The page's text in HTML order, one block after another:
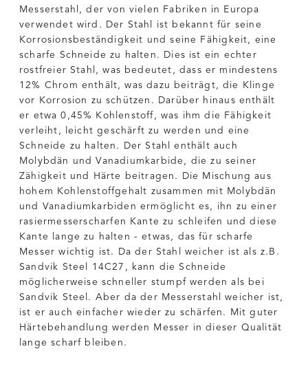
Messerstahl, der von vielen Fabriken in Europa
verwendet wird. Der Stahl ist bekannt für seine
Korrosionsbeständigkeit und seine Fähigkeit, eine
scharfe Schneide zu halten. Dies ist ein echter
rostfreier Stahl, was bedeutet, dass er mindestens
12% Chrom enthält, was dazu beiträgt, die Klinge
vor Korrosion zu schützen. Darüber hinaus enthält
er etwa 0,45% Kohlenstoff, was ihm die Fähigkeit
verleiht, leicht geschärft zu werden und eine
Schneide zu halten. Der Stahl enthält auch
Molybdän und Vanadiumkarbide, die zu seiner
Zähigkeit und Härte beitragen. Die Mischung aus
hohem Kohlenstoffgehalt zusammen mit Molybdän
und Vanadiumkarbiden ermöglicht es, ihn zu einer
rasiermesserscharfen Kante zu schleifen und diese
Kante lange zu halten - etwas, das für scharfe
Messer wichtig ist. Da der Stahl weicher ist als z.B.
Sandvik Steel 14C27, kann die Schneide
möglicherweise schneller stumpf werden als bei
Sandvik Steel. Aber da der Messerstahl weicher ist,
ist er auch einfacher wieder zu schärfen. Mit guter
Härtebehandlung werden Messer in dieser Qualität
lange scharf bleiben.